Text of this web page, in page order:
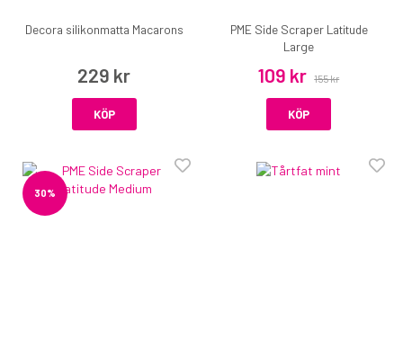
Decora silikonmatta Macarons
229 kr
KÖP
PME Side Scraper Latitude
Large
109 kr 155 kr
KÖP
30%